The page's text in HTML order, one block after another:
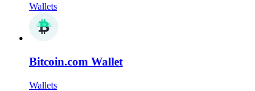
Wallets
Bitcoin.com Wallet
Wallets